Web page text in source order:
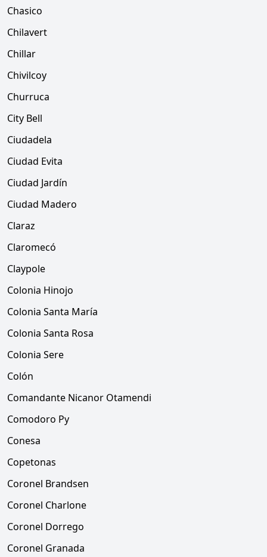
Chasico
Chilavert
Chillar
Chivilcoy
Churruca
City Bell
Ciudadela
Ciudad Evita
Ciudad Jardín
Ciudad Madero
Claraz
Claromecó
Claypole
Colonia Hinojo
Colonia Santa María
Colonia Santa Rosa
Colonia Sere
Colón
Comandante Nicanor Otamendi
Comodoro Py
Conesa
Copetonas
Coronel Brandsen
Coronel Charlone
Coronel Dorrego
Coronel Granada